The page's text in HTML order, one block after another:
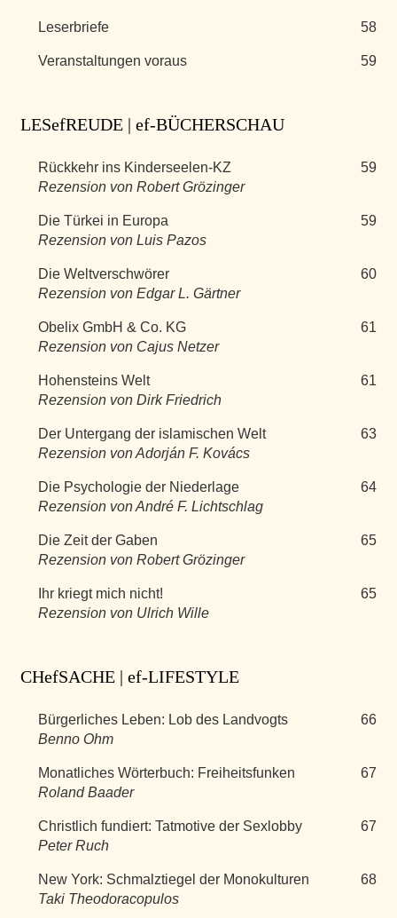
Leserbriefe 58
Veranstaltungen voraus 59
LESefREUDE | ef-BÜCHERSCHAU
Rückkehr ins Kinderseelen-KZ
Rezension von Robert Grözinger
59
Die Türkei in Europa
Rezension von Luis Pazos
59
Die Weltverschwörer
Rezension von Edgar L. Gärtner
60
Obelix GmbH & Co. KG
Rezension von Cajus Netzer
61
Hohensteins Welt
Rezension von Dirk Friedrich
61
Der Untergang der islamischen Welt
Rezension von Adorján F. Kovács
63
Die Psychologie der Niederlage
Rezension von André F. Lichtschlag
64
Die Zeit der Gaben
Rezension von Robert Grözinger
65
Ihr kriegt mich nicht!
Rezension von Ulrich Wille
65
CHefSACHE | ef-LIFESTYLE
Bürgerliches Leben: Lob des Landvogts
Benno Ohm
66
Monatliches Wörterbuch: Freiheitsfunken
Roland Baader
67
Christlich fundiert: Tatmotive der Sexlobby
Peter Ruch
67
New York: Schmalztiegel der Monokulturen
Taki Theodoracopulos
68